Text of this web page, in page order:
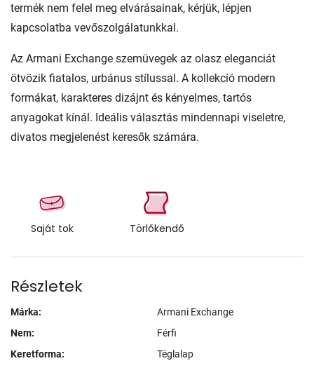
termék nem felel meg elvárásainak, kérjük, lépjen
kapcsolatba vevőszolgálatunkkal.
Az Armani Exchange szemüvegek az olasz eleganciát
ötvözik fiatalos, urbánus stílussal. A kollekció modern
formákat, karakteres dizájnt és kényelmes, tartós
anyagokat kínál. Ideális választás mindennapi viseletre,
divatos megjelenést keresők számára.
Saját tok Törlőkendő
Részletek
Márka:
Armani Exchange
Nem:
Férfi
Keretforma:
Téglalap